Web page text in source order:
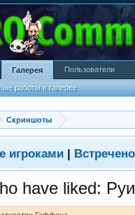
Скриншоты
игроками |
have liked:
Галерея
работы в галерее
Пользователи